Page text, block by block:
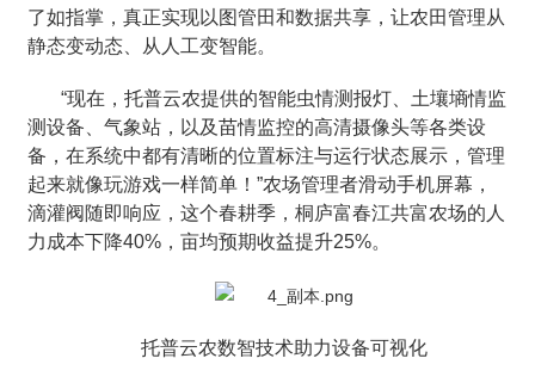
了如指掌，真正实现以图管田和数据共享，让农田管理从
静态变动态、从人工变智能。
“现在，托普云农提供的智能虫情测报灯、土壤墒情监
测设备、气象站，以及苗情监控的高清摄像头等各类设
备，在系统中都有清晰的位置标注与运行状态展示，管理
起来就像玩游戏一样简单！”农场管理者滑动手机屏幕，
滴灌阀随即响应，这个春耕季，桐庐富春江共富农场的人
力成本下降40%，亩均预期收益提升25%。
托普云农数智技术助力设备可视化